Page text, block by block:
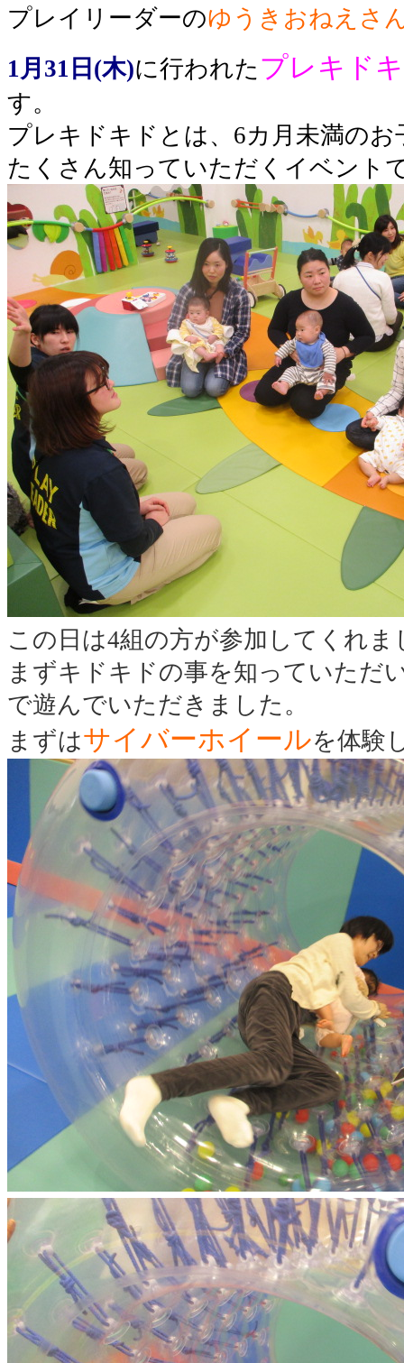
プレイリーダーのゆうきおねえさ
1月31日(木)に行われた プレキド
す。
プレキドキドとは、6カ月未満の
たくさん知っていただくイベント
この日は4組の方が参加してくれま
まずキドキドの事を知っていただ
で遊んでいただきました。
まずはサイバーホイールを体験